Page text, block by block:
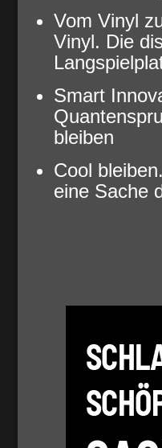
Vom Vinyl
Vinyl. Die
Smart
bleiben
Cool
eine Sache